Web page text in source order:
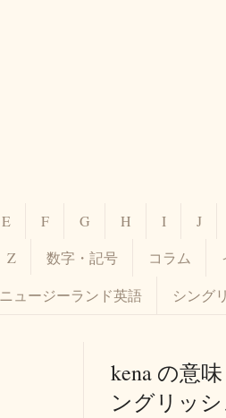
E F G H I J
Z 数字・記号 コラム
ニュージーランド英語 シング
kena の意
ングリッシ